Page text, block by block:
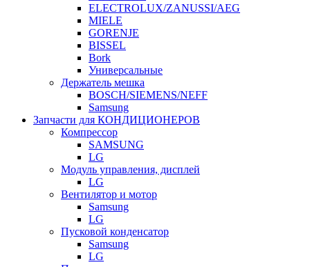
ELECTROLUX/ZANUSSI/AEG
MIELE
GORENJE
BISSEL
Bork
Универсальные
Держатель мешка
BOSCH/SIEMENS/NEFF
Samsung
Запчасти для КОНДИЦИОНЕРОВ
Компрессор
SAMSUNG
LG
Модуль управления, дисплей
LG
Вентилятор и мотор
Samsung
LG
Пусковой конденсатор
Samsung
LG